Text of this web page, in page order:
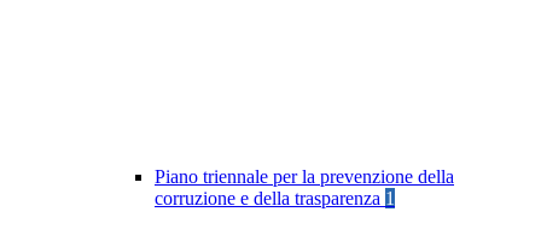
Piano triennale per la prevenzione della
corruzione e della trasparenza 1